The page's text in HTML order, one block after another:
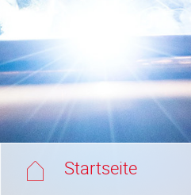
Startseite